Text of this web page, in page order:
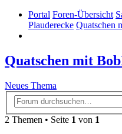
Portal Foren-Übersicht
Plauderecke Quatschen
Quatschen mit
Neues Thema
2 Themen • Seite 1 von 1